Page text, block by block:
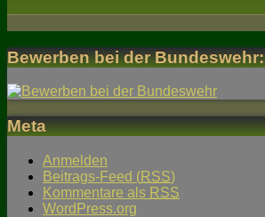
Bewerben bei der Bundeswehr:
Meta
Anmelden
Beitrags-Feed (RSS)
Kommentare als RSS
WordPress.org